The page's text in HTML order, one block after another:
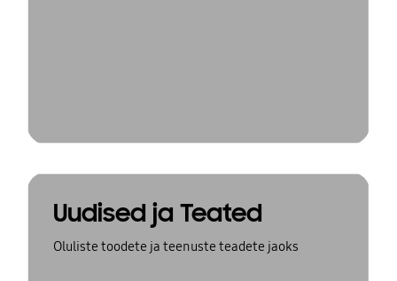
Uudised ja Teated
Oluliste toodete ja teenuste teadete jaoks